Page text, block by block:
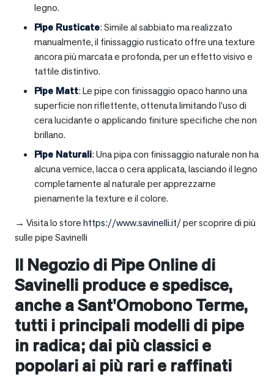
legno.
Pipe Rusticate: Simile al sabbiato ma realizzato
manualmente, il finissaggio rusticato offre una texture
ancora più marcata e profonda, per un effetto visivo e
tattile distintivo.
Pipe Matt: Le pipe con finissaggio opaco hanno una
superficie non riflettente, ottenuta limitando l’uso di
cera lucidante o applicando finiture specifiche che non
brillano.
Pipe Naturali: Una pipa con finissaggio naturale non ha
alcuna vernice, lacca o cera applicata, lasciando il legno
completamente al naturale per apprezzarne
pienamente la texture e il colore.
→ Visita lo storehttps://www.savinelli.it/per scoprire di più
sulle pipe Savinelli
Il Negozio di Pipe Online di
Savinelli produce e spedisce,
anche aSant'Omobono Terme,
tutti i principali modelli di pipe
in radica; dai più classici e
popolari ai più rari e raffinati